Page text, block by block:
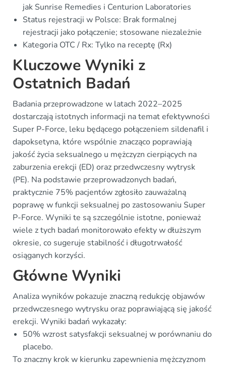
jak Sunrise Remedies i Centurion Laboratories
Status rejestracji w Polsce: Brak formalnej
rejestracji jako połączenie; stosowane niezależnie
Kategoria OTC / Rx: Tylko na receptę (Rx)
Kluczowe Wyniki z
Ostatnich Badań
Badania przeprowadzone w latach 2022–2025
dostarczają istotnych informacji na temat efektywności
Super P-Force, leku będącego połączeniem sildenafil i
dapoksetyna, które wspólnie znacząco poprawiają
jakość życia seksualnego u mężczyzn cierpiących na
zaburzenia erekcji (ED) oraz przedwczesny wytrysk
(PE). Na podstawie przeprowadzonych badań,
praktycznie 75% pacjentów zgłosiło zauważalną
poprawę w funkcji seksualnej po zastosowaniu Super
P-Force. Wyniki te są szczególnie istotne, ponieważ
wiele z tych badań monitorowało efekty w dłuższym
okresie, co sugeruje stabilność i długotrwałość
osiąganych korzyści.
Główne Wyniki
Analiza wyników pokazuje znaczną redukcję objawów
przedwczesnego wytrysku oraz poprawiającą się jakość
erekcji. Wyniki badań wykazały:
50% wzrost satysfakcji seksualnej w porównaniu do
placebo.
To znaczny krok w kierunku zapewnienia mężczyznom